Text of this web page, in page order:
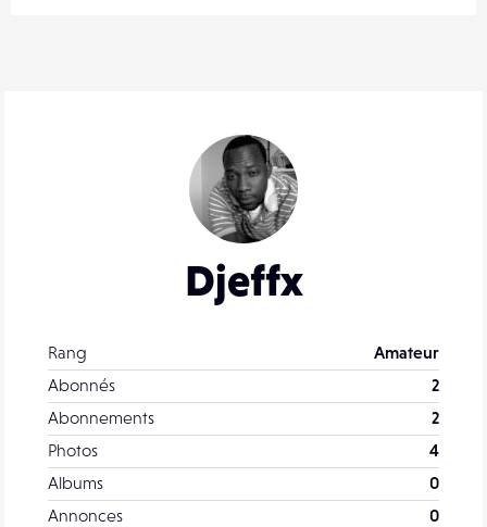
Djeffx
Rang
Amateur
Abonnés
2
Abonnements
2
Photos
4
Albums
0
Annonces
0